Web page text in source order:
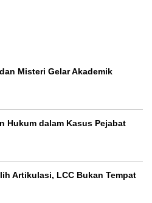
Misteri Gelar Akademik
Hukum dalam Kasus Pejabat
Artikulasi, LCC Bukan Tempat